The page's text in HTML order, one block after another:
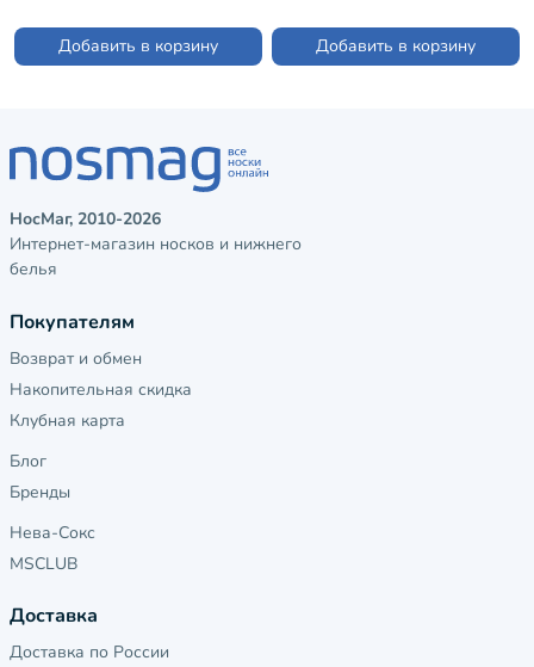
Добавить в корзину
Добавить в корзину
НосМаг, 2010-2026
Интернет-магазин носков и нижнего
белья
Покупателям
Возврат и обмен
Накопительная скидка
Клубная карта
Блог
Бренды
Нева-Сокс
MSCLUB
Доставка
Доставка по России